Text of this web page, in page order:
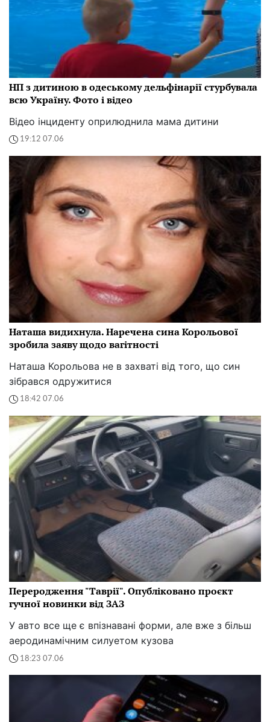
НП з дитиною в одеському дельфінарії стурбувала
всю Україну. Фото і відео
Відео інциденту оприлюднила мама дитини
19:12 07.06
Наташа видихнула. Наречена сина Корольової
зробила заяву щодо вагітності
Наташа Корольова не в захваті від того, що син
зібрався одружитися
18:42 07.06
Переродження "Таврії". Опубліковано проєкт
гучної новинки від ЗАЗ
У авто все ще є впізнавані форми, але вже з більш
аеродинамічним силуетом кузова
18:23 07.06